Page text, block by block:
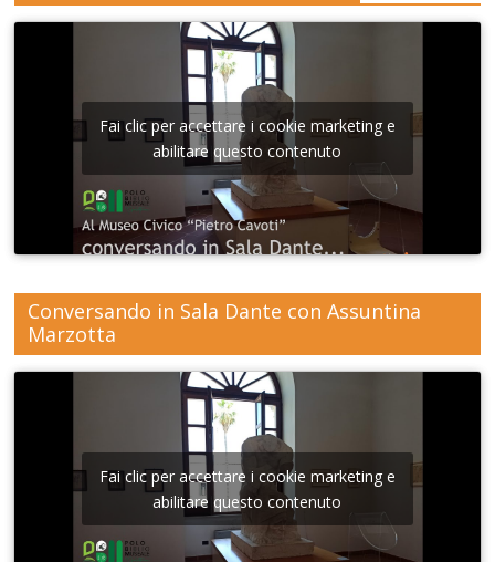
Fai clic per accettare i cookie marketing e
abilitare questo contenuto
Conversando in Sala Dante con Assuntina
Marzotta
Fai clic per accettare i cookie marketing e
abilitare questo contenuto